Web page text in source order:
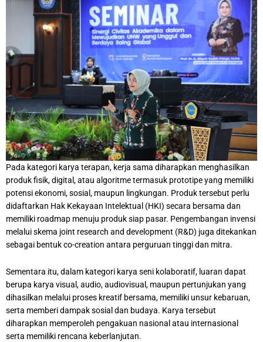
Pada kategori karya terapan, kerja sama diharapkan menghasilkan
produk fisik, digital, atau algoritme termasuk prototipe yang memiliki
potensi ekonomi, sosial, maupun lingkungan. Produk tersebut perlu
didaftarkan Hak Kekayaan Intelektual (HKI) secara bersama dan
memiliki roadmap menuju produk siap pasar. Pengembangan invensi
melalui skema joint research and development (R&D) juga ditekankan
sebagai bentuk co-creation antara perguruan tinggi dan mitra.
Sementara itu, dalam kategori karya seni kolaboratif, luaran dapat
berupa karya visual, audio, audiovisual, maupun pertunjukan yang
dihasilkan melalui proses kreatif bersama, memiliki unsur kebaruan,
serta memberi dampak sosial dan budaya. Karya tersebut
diharapkan memperoleh pengakuan nasional atau internasional
serta memiliki rencana keberlanjutan.